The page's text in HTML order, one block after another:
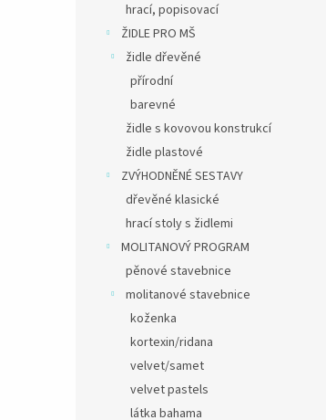
hrací, popisovací
ŽIDLE PRO MŠ
židle dřevěné
přírodní
barevné
židle s kovovou konstrukcí
židle plastové
ZVÝHODNĚNÉ SESTAVY
dřevěné klasické
hrací stoly s židlemi
MOLITANOVÝ PROGRAM
pěnové stavebnice
molitanové stavebnice
koženka
kortexin/ridana
velvet/samet
velvet pastels
látka bahama